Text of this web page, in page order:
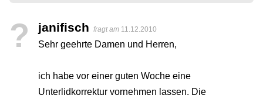
? janifisch fragt am 11.12.2010
Sehr geehrte Damen und Herren,
ich habe vor einer guten Woche eine
Unterlidkorrektur vornehmen lassen. Die